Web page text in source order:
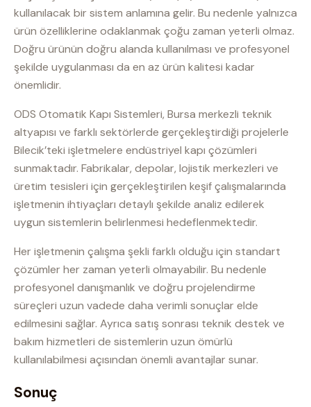
kullanılacak bir sistem anlamına gelir. Bu nedenle yalnızca
ürün özelliklerine odaklanmak çoğu zaman yeterli olmaz.
Doğru ürünün doğru alanda kullanılması ve profesyonel
şekilde uygulanması da en az ürün kalitesi kadar
önemlidir.
ODS Otomatik Kapı Sistemleri, Bursa merkezli teknik
altyapısı ve farklı sektörlerde gerçekleştirdiği projelerle
Bilecik’teki işletmelere endüstriyel kapı çözümleri
sunmaktadır. Fabrikalar, depolar, lojistik merkezleri ve
üretim tesisleri için gerçekleştirilen keşif çalışmalarında
işletmenin ihtiyaçları detaylı şekilde analiz edilerek
uygun sistemlerin belirlenmesi hedeflenmektedir.
Her işletmenin çalışma şekli farklı olduğu için standart
çözümler her zaman yeterli olmayabilir. Bu nedenle
profesyonel danışmanlık ve doğru projelendirme
süreçleri uzun vadede daha verimli sonuçlar elde
edilmesini sağlar. Ayrıca satış sonrası teknik destek ve
bakım hizmetleri de sistemlerin uzun ömürlü
kullanılabilmesi açısından önemli avantajlar sunar.
Sonuç